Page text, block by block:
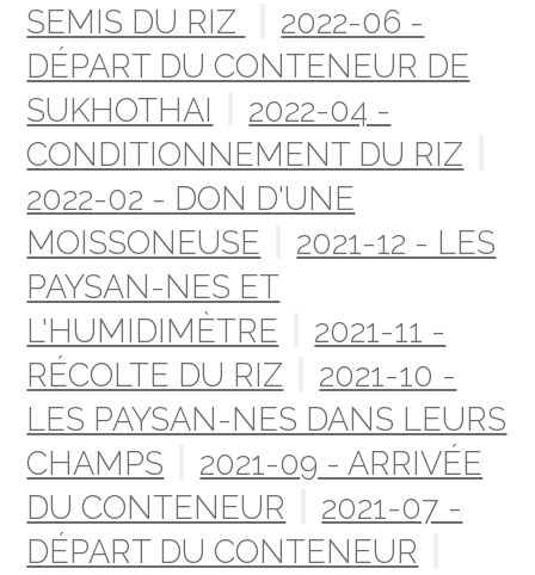
SEMIS DU RIZ
2022-06 -
DÉPART DU CONTENEUR DE
SUKHOTHAI
2022-04 -
CONDITIONNEMENT DU RIZ
2022-02 - DON D'UNE
MOISSONEUSE
2021-12 - LES
PAYSAN-NES ET
L'HUMIDIMÈTRE
2021-11 -
RÉCOLTE DU RIZ
2021-10 -
LES PAYSAN-NES DANS LEURS
CHAMPS
2021-09 - ARRIVÉE
DU CONTENEUR
2021-07 -
DÉPART DU CONTENEUR